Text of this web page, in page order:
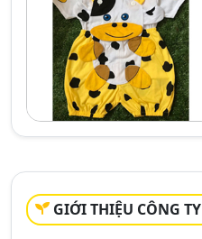
GIỚI THIỆU CÔNG TY